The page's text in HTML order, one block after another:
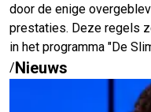
door de enige
prestaties. Deze regels
in het programma "De
/Nieuws